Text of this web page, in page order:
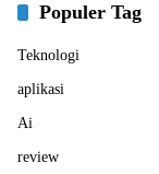
Populer Tag
Teknologi
aplikasi
Ai
review